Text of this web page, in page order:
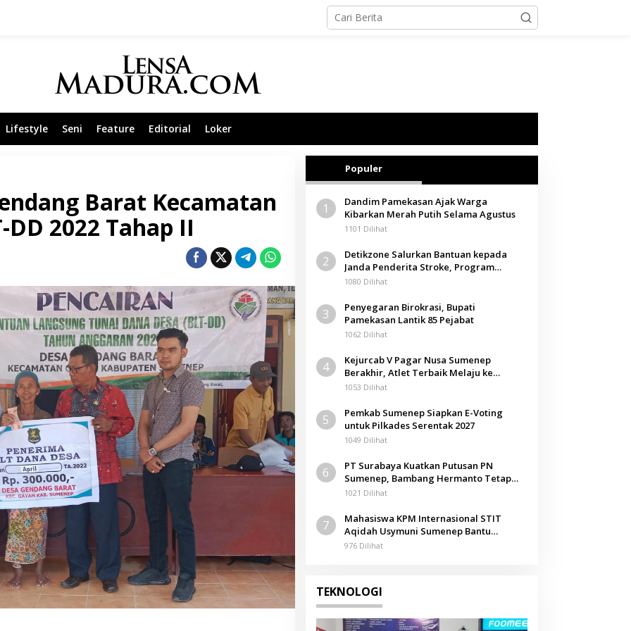
Lifestyle Seni Feature Editorial Loker
Barat Kecamatan
2022 Tahap II
Populer
1
Dandim Pamekasan Ajak Warga
Kibarkan Merah Putih Selama Agustus
1101 Dilihat
2
Detikzone Salurkan Bantuan kepada
Janda Penderita Stroke, Program
Berbagi Masuki Hari ke-61
1080 Dilihat
3
Penyegaran Birokrasi, Bupati
Pamekasan Lantik 85 Pejabat
1062 Dilihat
4
Kejurcab V Pagar Nusa Sumenep
Berakhir, Atlet Terbaik Melaju ke
Kejurwil Jatim
1053 Dilihat
5
Pemkab Sumenep Siapkan E-Voting
untuk Pilkades Serentak 2027
1049 Dilihat
6
PT Surabaya Kuatkan Putusan PN
Sumenep, Bambang Hermanto Tetap
Dinyatakan Pemilik Sah Tanah di
1021 Dilihat
7
Mahasiswa KPM Internasional STIT
Aqidah Usymuni Sumenep Bantu
Pengurusan Jenazah WNI di Malaysia
976 Dilihat
TEKNOLOGI